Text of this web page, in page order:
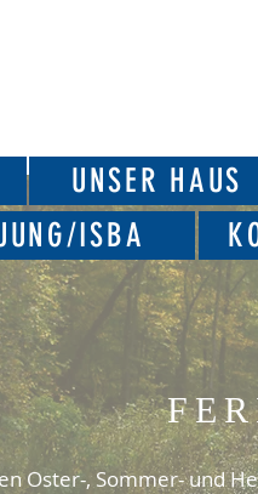
UNSER HAUS
ISBA
Oster-, Sommer- und